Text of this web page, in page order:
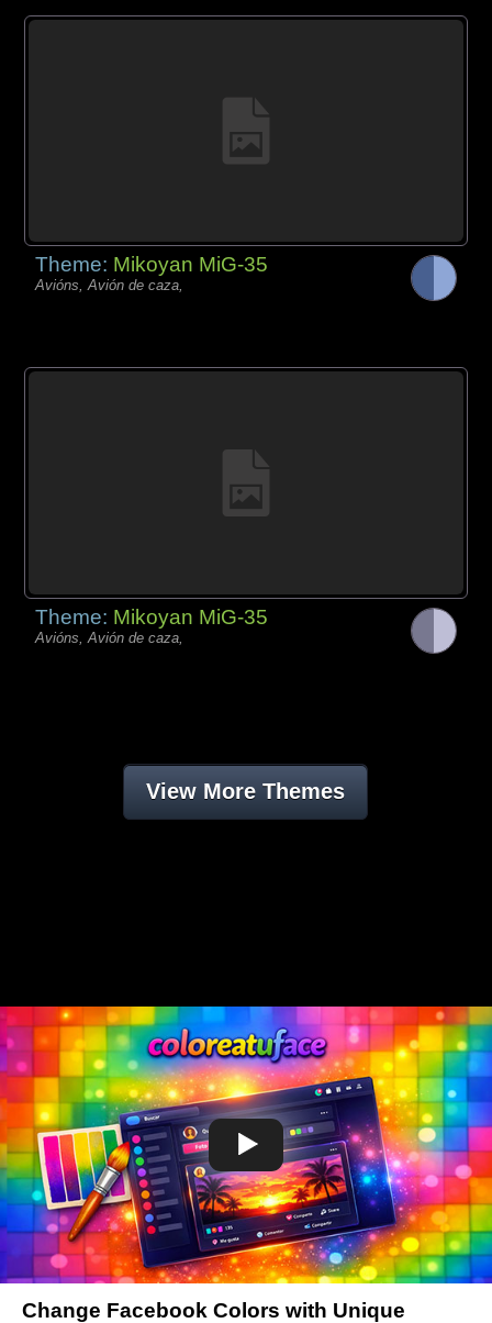
Theme: Mikoyan MiG-35
Avións, Avión de caza,
Theme: Mikoyan MiG-35
Avións, Avión de caza,
View More Themes
Change Facebook Colors with Unique